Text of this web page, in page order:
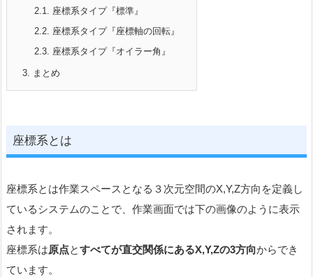
2.1. 座標系タイプ『標準』
2.2. 座標系タイプ『座標軸の回転』
2.3. 座標系タイプ『オイラー角』
3. まとめ
座標系とは
座標系とは作業スペースとなる３次元空間のX,Y,Z方向を定義し
ているシステムのことで、作業画面では下の画像のように表示
されます。
座標系は原点とすべてが直交関係にあるX,Y,Zの3方向からでき
ています。